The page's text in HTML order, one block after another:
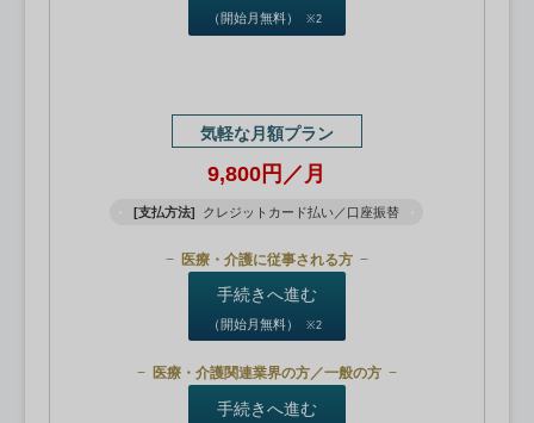
（開始月無料） ※2
気軽な月額プラン
9,800円／月
[支払方法] クレジットカード払い／口座振替
医療・介護に従事される方
手続きへ進む
（開始月無料） ※2
医療・介護関連業界の方／一般の方
手続きへ進む